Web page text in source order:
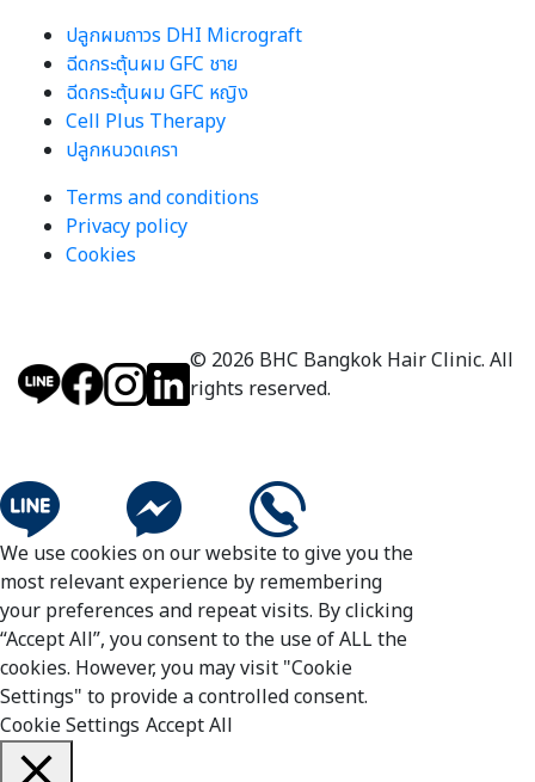
ปลูกผมถาวร DHI Micrograft
ฉีดกระตุ้นผม GFC ชาย
ฉีดกระตุ้นผม GFC หญิง
Cell Plus Therapy
ปลูกหนวดเครา
Terms and conditions
Privacy policy
Cookies
© 2026 BHC Bangkok Hair Clinic. All
rights reserved.
We use cookies on our website to give you the
most relevant experience by remembering
your preferences and repeat visits. By clicking
“Accept All”, you consent to the use of ALL the
cookies. However, you may visit "Cookie
Settings" to provide a controlled consent.
Cookie Settings Accept All